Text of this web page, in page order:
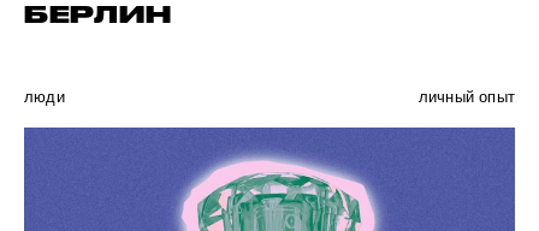
БЕРЛИН
люди личный опыт